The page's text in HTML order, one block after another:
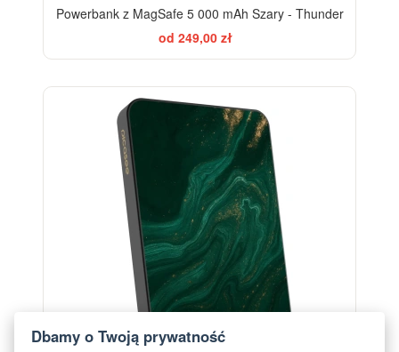
Powerbank z MagSafe 5 000 mAh Szary - Thunder
od 249,00 zł
Dbamy o Twoją prywatność